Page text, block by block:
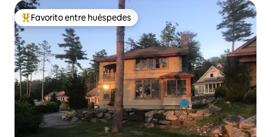
Favorito entre huéspedes preferido
Favorito entre huéspedes